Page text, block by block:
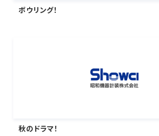
ボウリング！
秋のドラマ！